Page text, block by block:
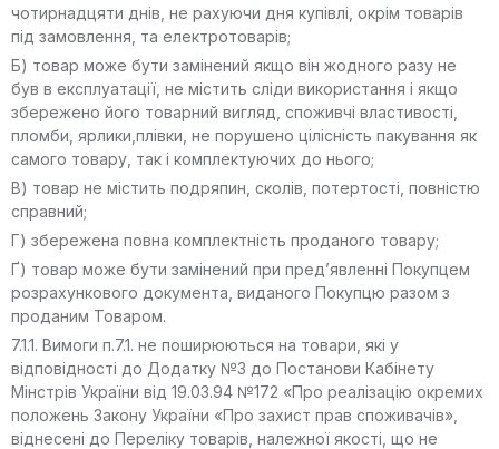
чотирнадцяти днів, не рахуючи дня купівлі, окрім товарів
під замовлення, та електротоварів;
Б) товар може бути замінений якщо він жодного разу не
був в експлуатації, не містить сліди використання і якщо
збережено його товарний вигляд, споживчі властивості,
пломби, ярлики,плівки, не порушено цілісність пакування як
самого товару, так і комплектуючих до нього;
В) товар не містить подряпин, сколів, потертості, повністю
справний;
Г) збережена повна комплектність проданого товару;
Ґ) товар може бути замінений при пред’явленні Покупцем
розрахункового документа, виданого Покупцю разом з
проданим Товаром.
7.1.1. Вимоги п.7.1. не поширюються на товари, які у
відповідності до Додатку №3 до Постанови Кабінету
Мінстрів України від 19.03.94 №172 «Про реалізацію окремих
положень Закону України «Про захист прав споживачів»,
віднесені до Переліку товарів, належної якості, що не